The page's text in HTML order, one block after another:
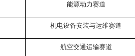
能源动力赛道
机电设备安装与运维赛道
航空交通运输赛道